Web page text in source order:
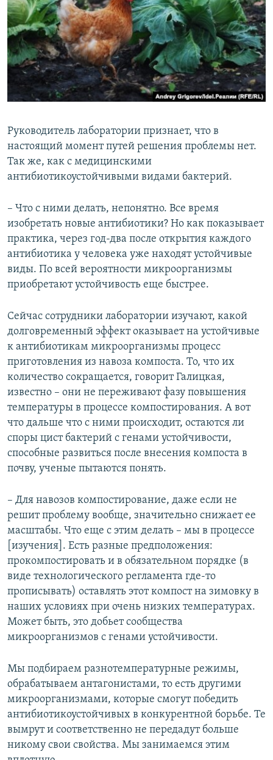
​Руководитель лаборатории признает, что в
настоящий момент путей решения проблемы нет.
Так же, как с медицинскими
антибиотикоустойчивыми видами бактерий.
– Что с ними делать, непонятно. Все время
изобретать новые антибиотики? Но как показывает
практика, через год-два после открытия каждого
антибиотика у человека уже находят устойчивые
виды. По всей вероятности микроорганизмы
приобретают устойчивость еще быстрее.
Сейчас сотрудники лаборатории изучают, какой
долговременный эффект оказывает на устойчивые
к антибиотикам микроорганизмы процесс
приготовления из навоза компоста. То, что их
количество сокращается, говорит Галицкая,
известно – они не переживают фазу повышения
температуры в процессе компостирования. А вот
что дальше что с ними происходит, остаются ли
споры цист бактерий с генами устойчивости,
способные развиться после внесения компоста в
почву, ученые пытаются понять.
– Для навозов компостирование, даже если не
решит проблему вообще, значительно снижает ее
масштабы. Что еще с этим делать – мы в процессе
[изучения]. Есть разные предположения:
прокомпостировать и в обязательном порядке (в
виде технологического регламента где-то
прописывать) оставлять этот компост на зимовку в
наших условиях при очень низких температурах.
Может быть, это добьет сообщества
микроорганизмов с генами устойчивости.
Мы подбираем разнотемпературные режимы,
обрабатываем антагонистами, то есть другими
микроорганизмами, которые смогут победить
антибиотикоустойчивых в конкурентной борьбе. Те
вымрут и соответственно не передадут больше
никому свои свойства. Мы занимаемся этим